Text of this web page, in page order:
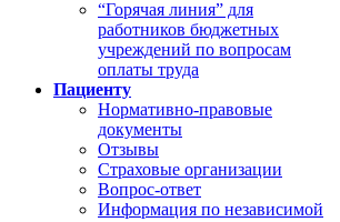
“Горячая линия” для
работников бюджетных
учреждений по вопросам
оплаты труда
Пациенту
Нормативно-правовые
документы
Отзывы
Страховые организации
Вопрос-ответ
Информация по независимой